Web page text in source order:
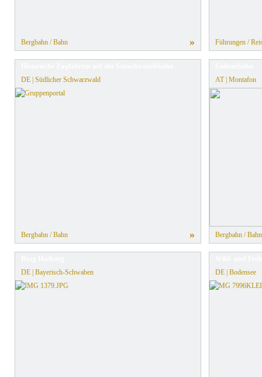
Bergbahn / Bahn » Führungen /
DE | Südlicher Schwarzwald
Bergbahn / Bahn »
AT | Montafon
Bergbahn / Bahn
DE | Bayerisch-Schwaben
DE | Bodensee